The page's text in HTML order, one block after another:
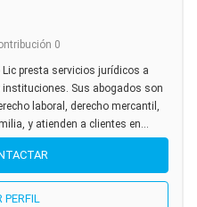
0
presta servicios jurídicos a
Sus abogados son
laboral, derecho mercantil,
y atienden a clientes en...
PERFIL